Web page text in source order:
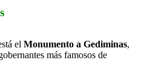
el Monumento a Gediminas,
más famosos de